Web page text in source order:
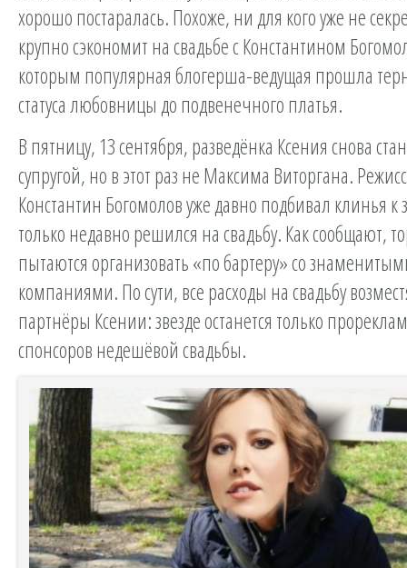
хорошо постаралась. Похоже, ни для кого уже не
крупно сэкономит на свадьбе с Константином
которым популярная блогерша-ведущая прошла
статуса любовницы до подвенечного платья.
В пятницу, 13 сентября, разведёнка Ксения снова
супругой, но в этот раз не Максима Виторгана.
Константин Богомолов уже давно подбивал клинья к
только недавно решился на свадьбу. Как сообщают,
пытаются организовать «по бартеру» со
компаниями. По сути, все расходы на свадьбу
партнёры Ксении: звезде останется только
спонсоров недешёвой свадьбы.